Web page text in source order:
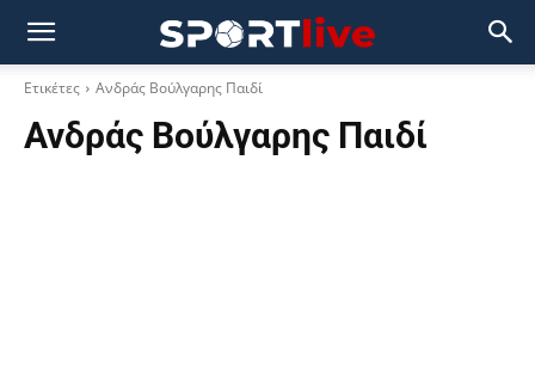
Ετικέτες Ανδράς Βούλγαρης Παιδί
Ανδράς Βούλγαρης Παιδί